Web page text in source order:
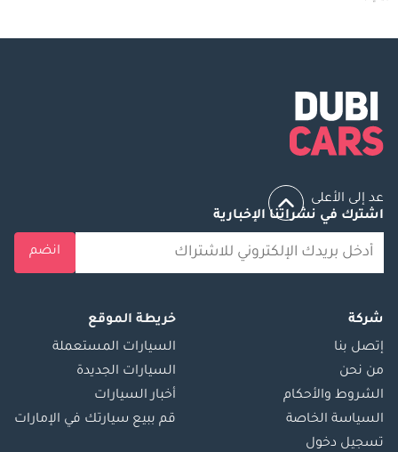
عد إلى الأعلى
اشترك في نشراتنا الإخبارية
انضم
شركة
إتصل بنا
من نحن
الشروط والأحكام
السياسة الخاصة
تسجيل دخول
خريطة الموقع
السيارات المستعملة
السيارات الجديدة
أخبار السيارات
قم ببيع سيارتك في الإمارات